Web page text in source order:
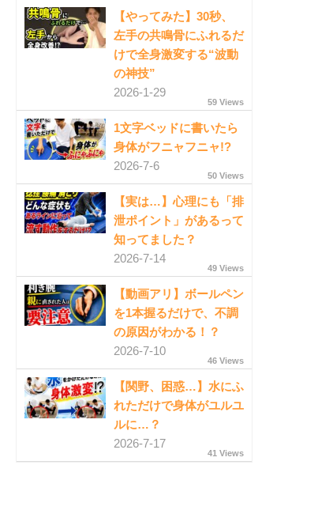
【やってみた】30秒、
左手の共鳴骨にふれるだ
けで全身激変する“波動
の神技”
2026-1-29
59 Views
1文字ベッドに書いたら
身体がフニャフニャ!?
2026-7-6
50 Views
【実は…】心理にも「排
泄ポイント」があるって
知ってました？
2026-7-14
49 Views
【動画アリ】ボールペン
を1本握るだけで、不調
の原因がわかる！？
2026-7-10
46 Views
【関野、困惑…】水にふ
れただけで身体がユルユ
ルに…？
2026-7-17
41 Views